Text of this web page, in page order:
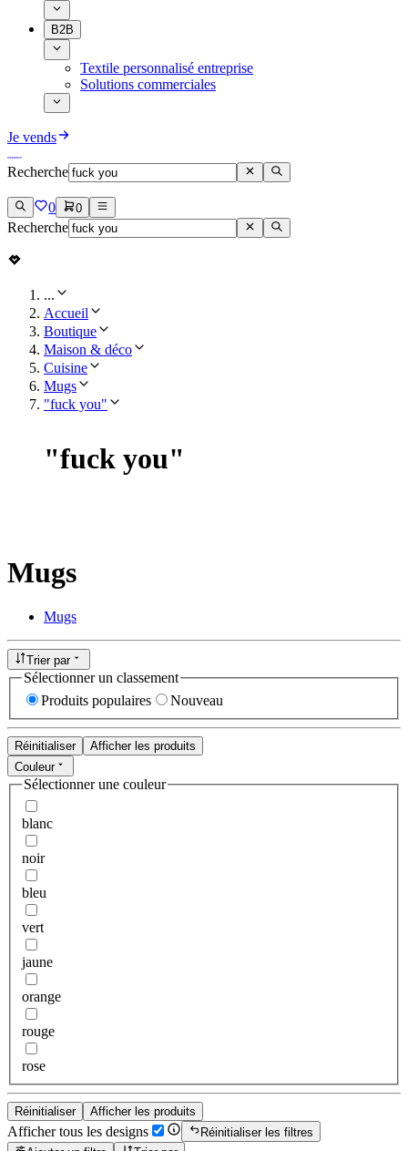
B2B
Textile personnalisé entreprise
Solutions commerciales
Je vends
Recherche
0 0
Recherche
...
Accueil
Boutique
Maison & déco
Cuisine
Mugs
"fuck you"
"fuck you"
Mugs
Mugs
Trier par
Sélectionner un classement
Produits populaires
Nouveau
Réinitialiser
Afficher les produits
Couleur
Sélectionner une couleur
blanc
noir
bleu
vert
jaune
orange
rouge
rose
Réinitialiser Afficher les produits
Afficher tous les designs
Réinitialiser les filtres